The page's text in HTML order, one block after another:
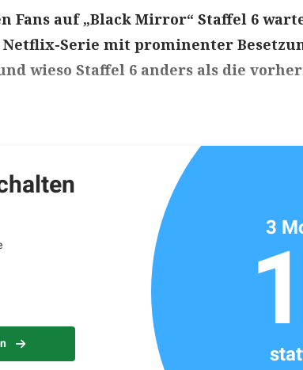
Fans auf „Black Mirror“ Staffel 6
Serie mit prominenter
wieso Staffel 6 anders als die
3